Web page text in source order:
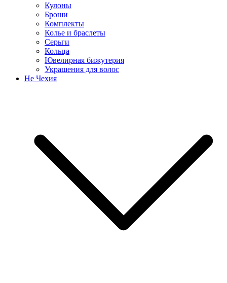
Кулоны
Броши
Комплекты
Колье и браслеты
Серьги
Кольца
Ювелирная бижутерия
Украшения для волос
Не Чехия